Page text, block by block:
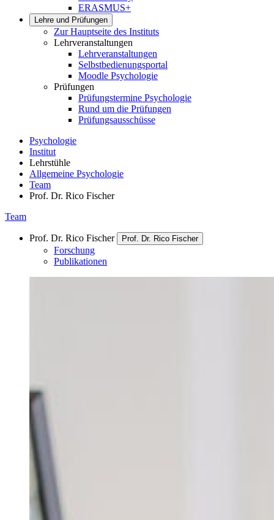
ERASMUS+
Lehre und Prüfungen
Zur Hauptseite des Instituts
Lehrveranstaltungen
Lehrveranstaltungen
Selbstbedienungsportal
Moodle Psychologie
Prüfungen
Prüfungstermine Psychologie
Rund um die Prüfungen
Prüfungsausschüsse
Psychologie
Institut
Lehrstühle
Allgemeine Psychologie
Team
Prof. Dr. Rico Fischer
Team
Prof. Dr. Rico Fischer Prof. Dr. Rico Fischer
Forschung
Publikationen